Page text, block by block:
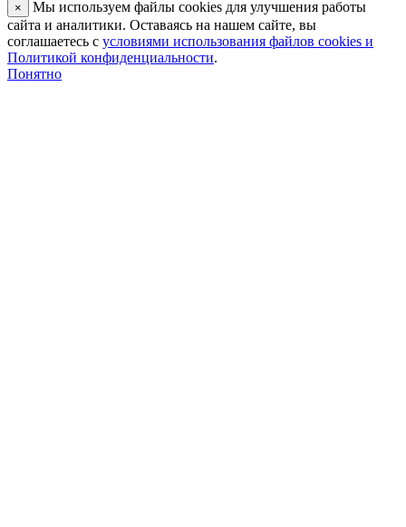
×
Мы используем файлы cookies для улучшения работы
сайта и аналитики. Оставаясь на нашем сайте, вы
соглашаетесь с условиями использования файлов cookies и
Политикой конфиденциальности.
Понятно